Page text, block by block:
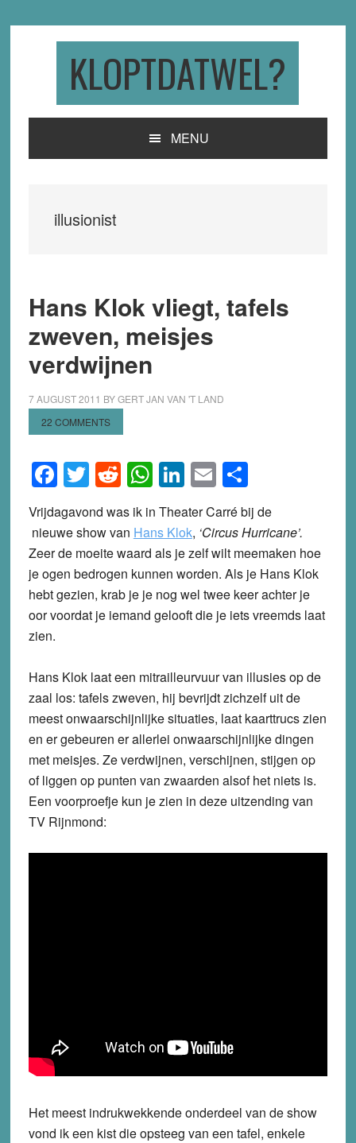
KLOPTDATWEL?
MENU
illusionist
Hans Klok vliegt, tafels
zweven, meisjes
verdwijnen
7 AUGUST 2011 BYGERT JAN VAN 'T LAND
22 COMMENTS
Facebook
Twitter
Reddit
WhatsApp
LinkedIn
EmailShare
Vrijdagavond was ik in Theater Carré bij de
nieuwe show van Hans Klok, ‘Circus Hurricane’.
Zeer de moeite waard als je zelf wilt meemaken hoe
je ogen bedrogen kunnen worden. Als je Hans Klok
hebt gezien, krab je je nog wel twee keer achter je
oor voordat je iemand gelooft die je iets vreemds laat
zien.
Hans Klok laat een mitrailleurvuur van illusies op de
zaal los: tafels zweven, hij bevrijdt zichzelf uit de
meest onwaarschijnlijke situaties, laat kaarttrucs zien
en er gebeuren er allerlei onwaarschijnlijke dingen
met meisjes. Ze verdwijnen, verschijnen, stijgen op
of liggen op punten van zwaarden alsof het niets is.
Een voorproefje kun je zien in deze uitzending van
TV Rijnmond:
Het meest indrukwekkende onderdeel van de show
vond ik een kist die opsteeg van een tafel, enkele